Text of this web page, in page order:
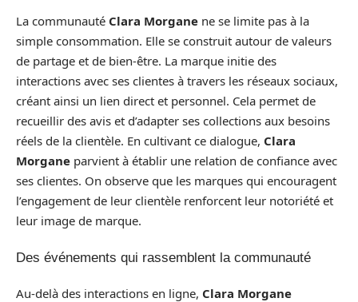
La communauté Clara Morgane ne se limite pas à la
simple consommation. Elle se construit autour de valeurs
de partage et de bien-être. La marque initie des
interactions avec ses clientes à travers les réseaux sociaux,
créant ainsi un lien direct et personnel. Cela permet de
recueillir des avis et d’adapter ses collections aux besoins
réels de la clientèle. En cultivant ce dialogue, Clara
Morgane parvient à établir une relation de confiance avec
ses clientes. On observe que les marques qui encouragent
l’engagement de leur clientèle renforcent leur notoriété et
leur image de marque.
Des événements qui rassemblent la communauté
Au-delà des interactions en ligne, Clara Morgane